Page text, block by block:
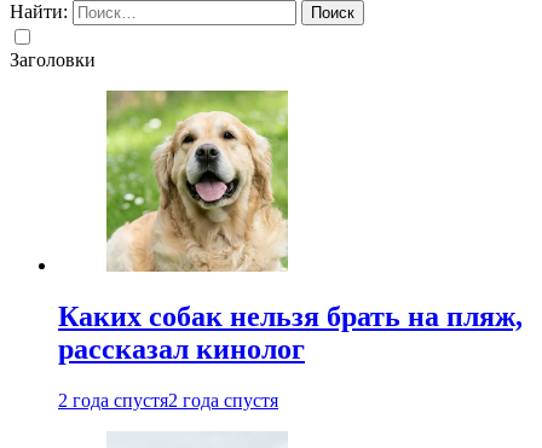
Найти:
Заголовки
Каких собак нельзя брать на пляж,
рассказал кинолог
2 года спустя2 года спустя